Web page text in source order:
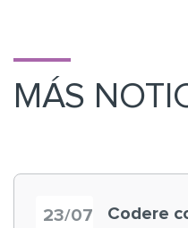
MÁS
23/07
Codere